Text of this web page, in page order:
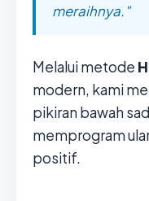
meraihnya."
Melalui metode
modern, kami
pikiran bawah
memprogram
positif.